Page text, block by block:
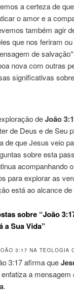
a certeza de
o amor e a
também agir
que nos feriram
de
nova com outras
significativas
deJoão
de Deus e de Seu
de que Jesus veio
sobre esta
acompanhando
para explorar as
está ao alcance
sobre “João
a Sua Vida”
3:17 NA TEOLOGIA
3:17 afirma que
a
.